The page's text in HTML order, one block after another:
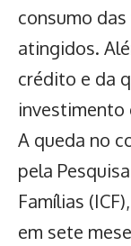
consumo
atingidos.
crédito e da
investimento
A queda no
pela
Famílias
em sete